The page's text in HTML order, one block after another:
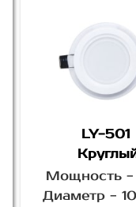
LY-501
Мощность -
Диаметр -